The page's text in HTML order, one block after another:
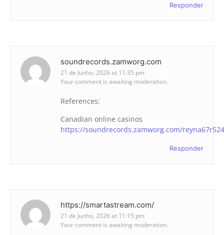
Responder
soundrecords.zamworg.com
21 de Junho, 2026 at 11:35 pm
Your comment is awaiting moderation.
References:
Canadian online casinos
https://soundrecords.zamworg.com/
Responder
https://smartastream.com/
21 de Junho, 2026 at 11:15 pm
Your comment is awaiting moderation.